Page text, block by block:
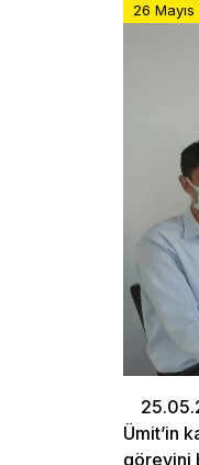
26 Mayıs
Ümit’in
görevini